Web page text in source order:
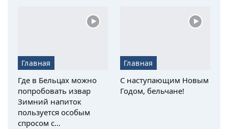
Главная
Где в Бельцах можно
попробовать извар
Зимний напиток
пользуется особым
спросом с…
Главная
С наступающим Новым
Годом, бельчане!